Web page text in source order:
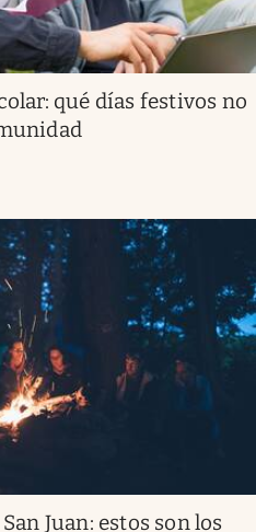
qué días festivos no
Juan: estos son los